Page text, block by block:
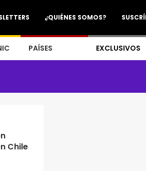
¿QUIÉNES SOMOS?
PAÍSES EXCLUSIVOS
Chile